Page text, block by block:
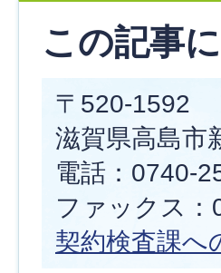
この記事
〒520-1592
滋賀県高島市
電話：0740-
ファックス：
契約検査課へ